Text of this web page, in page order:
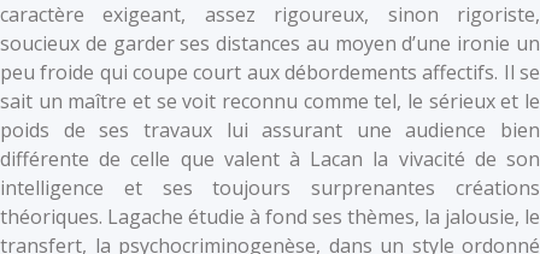
caractère exigeant, assez rigoureux, sinon rigoriste,
soucieux de garder ses distances au moyen d’une ironie un
peu froide qui coupe court aux débordements affectifs. Il se
sait un maître et se voit reconnu comme tel, le sérieux et le
poids de ses travaux lui assurant une audience bien
différente de celle que valent à Lacan la vivacité de son
intelligence et ses toujours surprenantes créations
théoriques. Lagache étudie à fond ses thèmes, la jalousie, le
transfert, la psychocriminogenèse, dans un style ordonné